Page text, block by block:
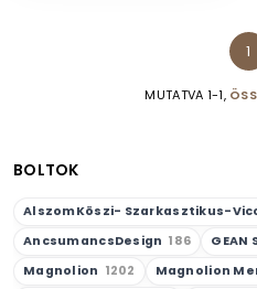
BOLTOK
AlszomKöszi- Szarkasztikus-
AncsumancsDesign 186 GEAN
Magnolion 1202 Magnolion
MUTATVA 1-1,
1